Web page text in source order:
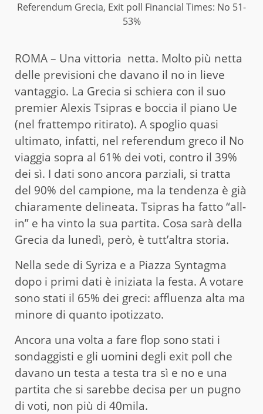
Referendum Grecia, Exit poll Financial Times: No 51-
53%
ROMA – Una vittoria netta. Molto più netta
delle previsioni che davano il no in lieve
vantaggio. La Grecia si schiera con il suo
premier Alexis Tsipras e boccia il piano Ue
(nel frattempo ritirato). A spoglio quasi
ultimato, infatti, nel referendum greco il No
viaggia sopra al 61% dei voti, contro il 39%
dei sì. I dati sono ancora parziali, si tratta
del 90% del campione, ma la tendenza è già
chiaramente delineata. Tsipras ha fatto “all-
in” e ha vinto la sua partita. Cosa sarà della
Grecia da lunedì, però, è tutt’altra storia.
Nella sede di Syriza e a Piazza Syntagma
dopo i primi dati è iniziata la festa. A votare
sono stati il 65% dei greci: affluenza alta ma
minore di quanto ipotizzato.
Ancora una volta a fare flop sono stati i
sondaggisti e gli uomini degli exit poll che
davano un testa a testa tra sì e no e una
partita che si sarebbe decisa per un pugno
di voti, non più di 40mila.